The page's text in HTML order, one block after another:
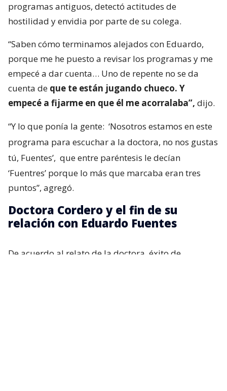
programas antiguos, detectó actitudes de
hostilidad y envidia por parte de su colega.
“Saben cómo terminamos alejados con Eduardo,
porque me he puesto a revisar los programas y me
empecé a dar cuenta… Uno de repente no se da
cuenta de que te están jugando chueco. Y
empecé a fijarme en que él me acorralaba”, dijo.
“Y lo que ponía la gente: ‘Nosotros estamos en este
programa para escuchar a la doctora, no nos gustas
tú, Fuentes’, que entre paréntesis le decían
‘Fuentres’ porque lo más que marcaba eran tres
puntos”, agregó.
Doctora Cordero y el fin de su
relación con Eduardo Fuentes
De acuerdo al relato de la doctora, éxito de